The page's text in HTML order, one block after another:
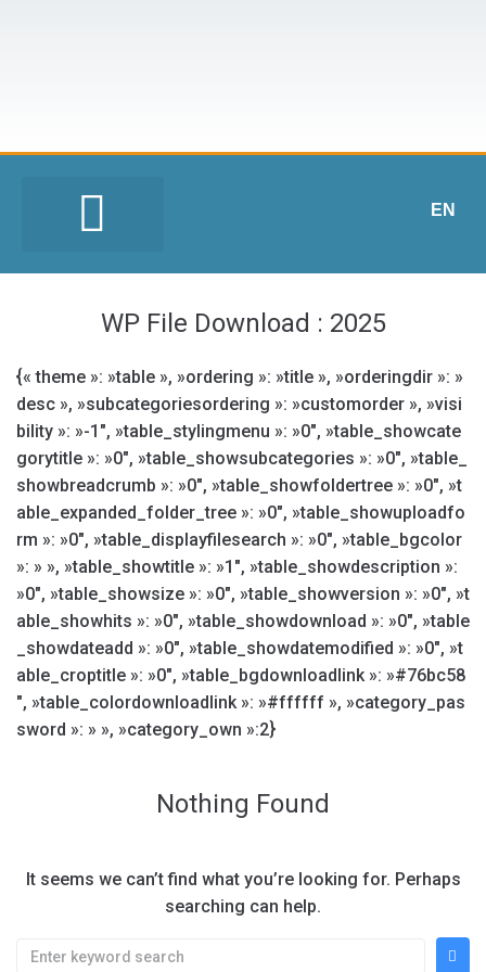
EN
WP File Download : 2025
{« theme »: »table », »ordering »: »title », »orderingdir »: »
desc », »subcategoriesordering »: »customorder », »visi
bility »: »-1″, »table_stylingmenu »: »0″, »table_showcate
gorytitle »: »0″, »table_showsubcategories »: »0″, »table_
showbreadcrumb »: »0″, »table_showfoldertree »: »0″, »t
able_expanded_folder_tree »: »0″, »table_showuploadfo
rm »: »0″, »table_displayfilesearch »: »0″, »table_bgcolor
»: » », »table_showtitle »: »1″, »table_showdescription »:
»0″, »table_showsize »: »0″, »table_showversion »: »0″, »t
able_showhits »: »0″, »table_showdownload »: »0″, »table
_showdateadd »: »0″, »table_showdatemodified »: »0″, »t
able_croptitle »: »0″, »table_bgdownloadlink »: »#76bc58
″, »table_colordownloadlink »: »#ffffff », »category_pas
sword »: » », »category_own »:2}
Nothing Found
It seems we can’t find what you’re looking for. Perhaps
searching can help.